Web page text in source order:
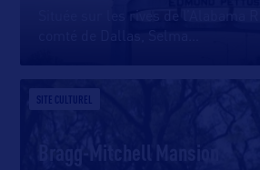
Située sur les rives de l’Alabama
SITE CULTUREL